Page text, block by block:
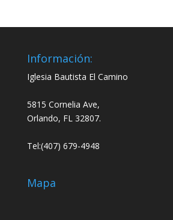
Información:
Iglesia Bautista El Camino
5815 Cornelia Ave,
Orlando, FL 32807.
Tel:(407) 679-4948
Mapa